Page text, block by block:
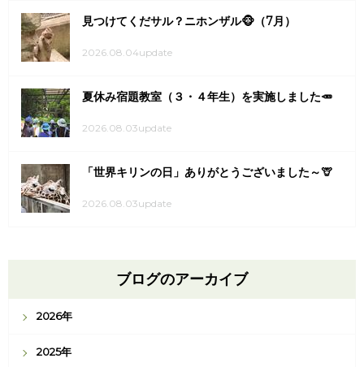
見つけてくだサル？ニホンザル🐵（7月）
2026.08.04update
夏休み宿題教室（３・４年生）を実施しました🥕
2026.08.03update
「世界キリンの日」ありがとうございました～🦒
2026.08.03update
ブログのアーカイブ
2026年
2025年